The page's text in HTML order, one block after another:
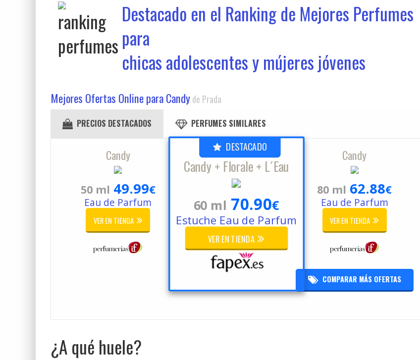
Destacado en el Ranking de Mejores Perfumes
para
chicas adolescentes y mújeres jóvenes
Mejores Ofertas Online para Candyde Prada
PRECIOS DESTACADOS PERFUMES SIMILARES
Candy
50 ml 49.99€
Eau de Parfum
VER EN TIENDA
DESTACADO
Candy + Florale + L´Eau
60 ml 70.90€
Estuche Eau de Parfum
VER EN TIENDA
Candy
80 ml 62.88€
Eau de Parfum
VER EN TIENDA
COMPARAR MÁS OFERTAS
¿A qué huele?